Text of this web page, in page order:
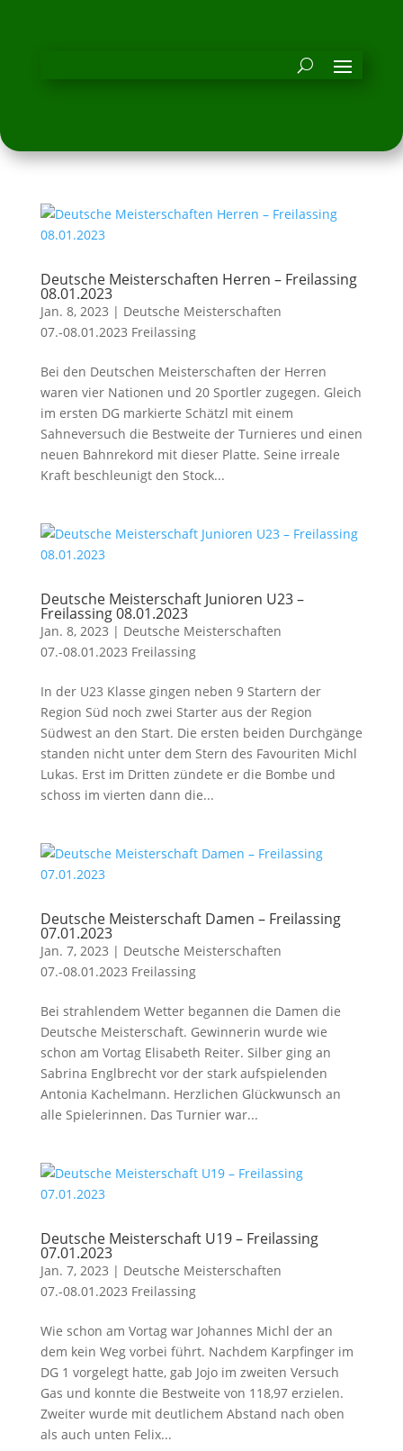
Deutsche Meisterschaften Herren – Freilassing
08.01.2023
Jan. 8, 2023 | Deutsche Meisterschaften
07.-08.01.2023 Freilassing
Bei den Deutschen Meisterschaften der Herren
waren vier Nationen und 20 Sportler zugegen. Gleich
im ersten DG markierte Schätzl mit einem
Sahneversuch die Bestweite der Turnieres und einen
neuen Bahnrekord mit dieser Platte. Seine irreale
Kraft beschleunigt den Stock...
Deutsche Meisterschaft Junioren U23 –
Freilassing 08.01.2023
Jan. 8, 2023 | Deutsche Meisterschaften
07.-08.01.2023 Freilassing
In der U23 Klasse gingen neben 9 Startern der
Region Süd noch zwei Starter aus der Region
Südwest an den Start. Die ersten beiden Durchgänge
standen nicht unter dem Stern des Favouriten Michl
Lukas. Erst im Dritten zündete er die Bombe und
schoss im vierten dann die...
Deutsche Meisterschaft Damen – Freilassing
07.01.2023
Jan. 7, 2023 | Deutsche Meisterschaften
07.-08.01.2023 Freilassing
Bei strahlendem Wetter begannen die Damen die
Deutsche Meisterschaft. Gewinnerin wurde wie
schon am Vortag Elisabeth Reiter. Silber ging an
Sabrina Englbrecht vor der stark aufspielenden
Antonia Kachelmann. Herzlichen Glückwunsch an
alle Spielerinnen. Das Turnier war...
Deutsche Meisterschaft U19 – Freilassing
07.01.2023
Jan. 7, 2023 | Deutsche Meisterschaften
07.-08.01.2023 Freilassing
Wie schon am Vortag war Johannes Michl der an
dem kein Weg vorbei führt. Nachdem Karpfinger im
DG 1 vorgelegt hatte, gab Jojo im zweiten Versuch
Gas und konnte die Bestweite von 118,97 erzielen.
Zweiter wurde mit deutlichem Abstand nach oben
als auch unten Felix...